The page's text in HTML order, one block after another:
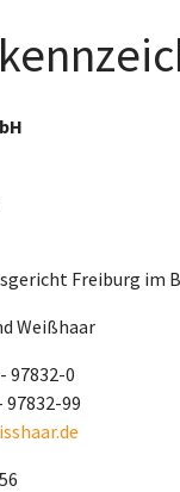
Freiburg im
Weißhaar
97832-0
97832-99